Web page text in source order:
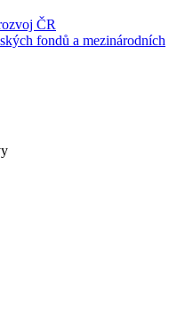
ČR
fondů a mezinárodních